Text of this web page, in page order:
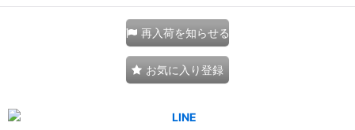
再入荷を知らせる
お気に入り登録